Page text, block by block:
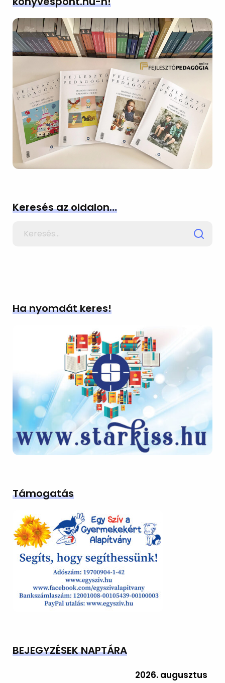
Keresés az oldalon…
Ha nyomdát keres!
Támogatás
BEJEGYZÉSEK NAPTÁRA
2026. augusztus